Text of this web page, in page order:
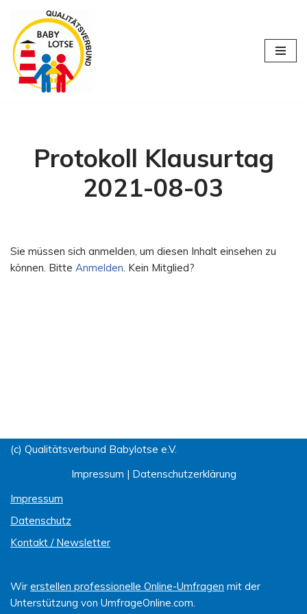
Zum
Inhalt
springen
Protokoll Klausurtag
2021-08-03
Sie müssen sich anmelden, um diesen Inhalt einsehen zu
können. Bitte Anmelden. Kein Mitglied?
(c) Qualitätsverbund Babylotse e.V.
Impressum | Datenschutzerklärung
Impressum
Datenschutz
Kontakt / Newsletter
Wir erstellen professionelle Online-Umfragen mit der
Unterstützung von UmfrageOnline.com.